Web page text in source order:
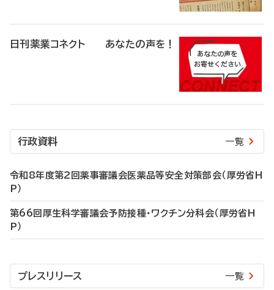
日刊薬業コネクト あなたの声を！
行政資料 一覧
令和8年度第2回薬事審議会医薬品等安全対策部会（厚労省H
P）
第66回厚生科学審議会予防接種・ワクチン分科会（厚労省H
P）
プレスリリース 一覧